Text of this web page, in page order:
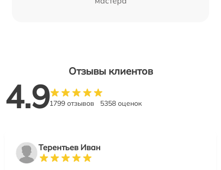
Отзывы клиентов
4.91799 отзывов 5358 оценок
Терентьев Иван